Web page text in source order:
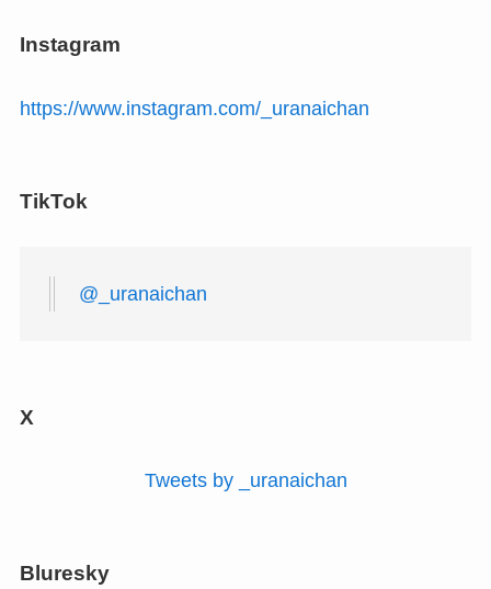
Instagram
https://www.instagram.com/_uranaichan
TikTok
@_uranaichan
X
Tweets by _uranaichan
Bluresky